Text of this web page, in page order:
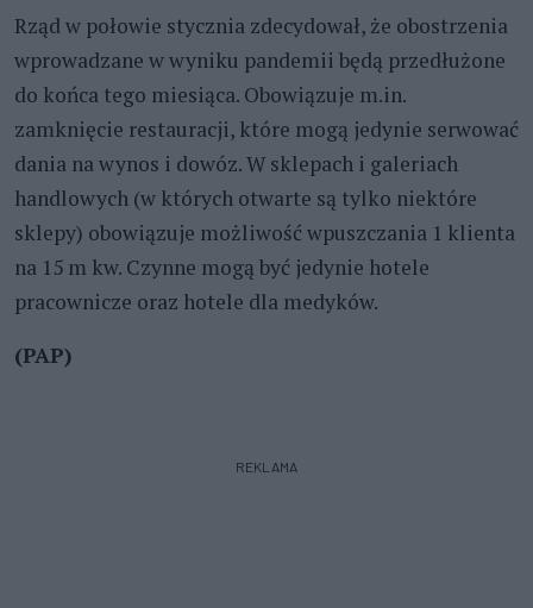
Rząd w połowie stycznia zdecydował, że obostrzenia
wprowadzane w wyniku pandemii będą przedłużone
do końca tego miesiąca. Obowiązuje m.in.
zamknięcie restauracji, które mogą jedynie serwować
dania na wynos i dowóz. W sklepach i galeriach
handlowych (w których otwarte są tylko niektóre
sklepy) obowiązuje możliwość wpuszczania 1 klienta
na 15 m kw. Czynne mogą być jedynie hotele
pracownicze oraz hotele dla medyków.
(PAP)
REKLAMA